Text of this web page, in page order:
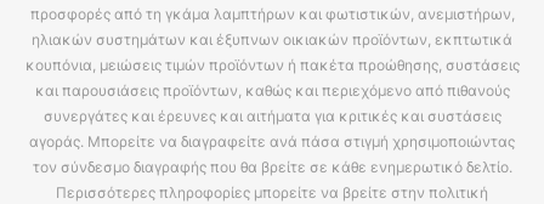
προσφορές από τη γκάμα λαμπτήρων και φωτιστικών, ανεμιστήρων,
ηλιακών συστημάτων και έξυπνων οικιακών προϊόντων, εκπτωτικά
κουπόνια, μειώσεις τιμών προϊόντων ή πακέτα προώθησης, συστάσεις
και παρουσιάσεις προϊόντων, καθώς και περιεχόμενο από πιθανούς
συνεργάτες και έρευνες και αιτήματα για κριτικές και συστάσεις
αγοράς. Μπορείτε να διαγραφείτε ανά πάσα στιγμή χρησιμοποιώντας
τον σύνδεσμο διαγραφής που θα βρείτε σε κάθε ενημερωτικό δελτίο.
Περισσότερες πληροφορίες μπορείτε να βρείτε στην πολιτική